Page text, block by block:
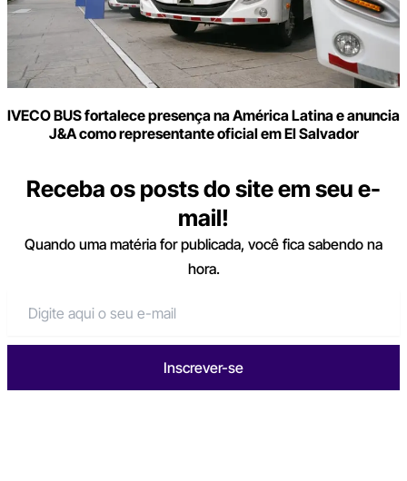
IVECO BUS fortalece presença na América Latina e anuncia
J&A como representante oficial em El Salvador
Receba os posts do site em seu e-
mail!
Quando uma matéria for publicada, você fica sabendo na
hora.
Inscrever-se